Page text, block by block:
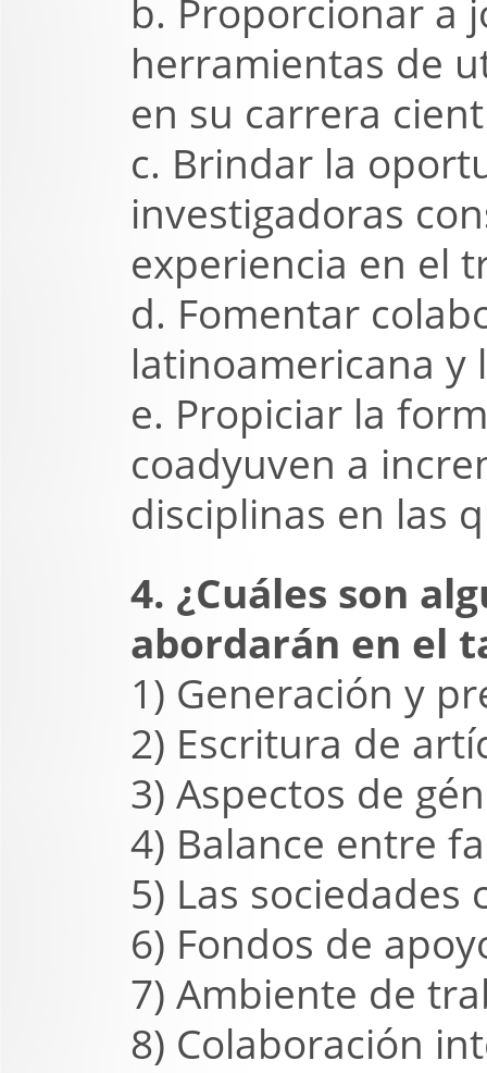
b. Proporcionar a
herramientas de
en su carrera
c. Brindar la
investigadoras
experiencia en el
d. Fomentar
latinoamericana y
e. Propiciar la
coadyuven a
disciplinas en las
4. ¿Cuáles son
abordarán en el
1) Generación y
2) Escritura de
3) Aspectos de
4) Balance entre
5) Las sociedades
6) Fondos de
7) Ambiente de
8) Colaboración